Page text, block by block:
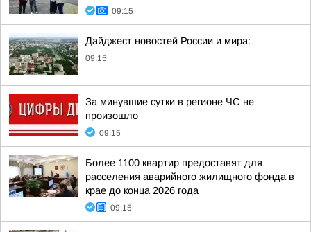
09:15
Дайджест новостей России и мира:
09:15
За минувшие сутки в регионе ЧС не
произошло
09:15
Более 1100 квартир предоставят для
расселения аварийного жилищного фонда в
крае до конца 2026 года
09:15